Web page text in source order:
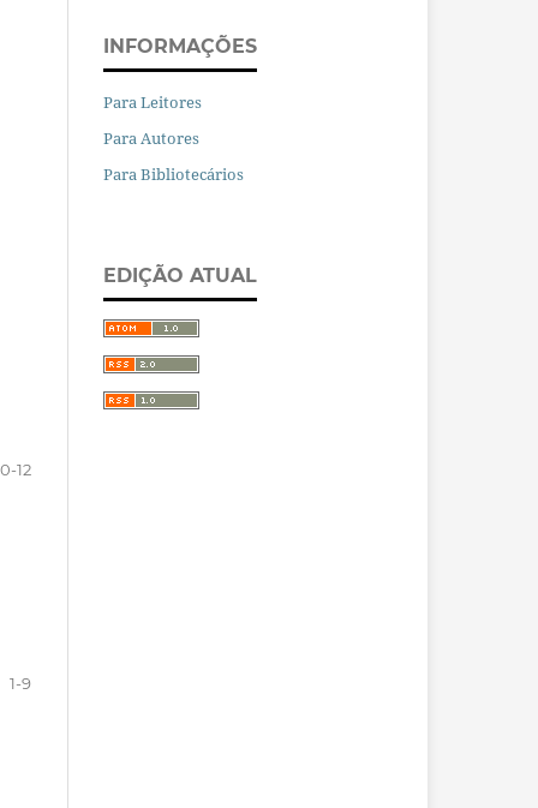
12
1-9
INFORMAÇÕES
Para Leitores
Para Autores
Para Bibliotecários
EDIÇÃO ATUAL